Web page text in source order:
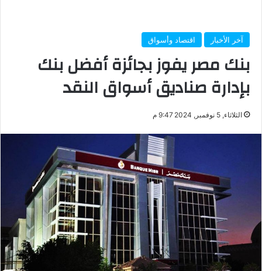
آخر الأخبار اقتصاد وأسواق
بنك مصر يفوز بجائزة أفضل بنك
بإدارة صناديق أسواق النقد
الثلاثاء, 5 نوفمبر, 2024 9:47 م